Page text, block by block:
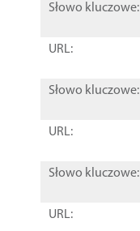
Słowo kluczowe:
URL:
Słowo kluczowe:
URL:
Słowo kluczowe:
URL: